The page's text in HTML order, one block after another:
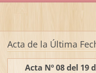
Acta de la Última
Acta Nº 08 del 19